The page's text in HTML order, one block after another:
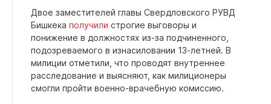
Двое заместителей главы Свердловского РУВД
Бишкека получили строгие выговоры и
понижение в должностях из-за подчиненного,
подозреваемого в изнасиловании 13-летней. В
милиции отметили, что проводят внутреннее
расследование и выясняют, как милиционеры
смогли пройти военно-врачебную комиссию.